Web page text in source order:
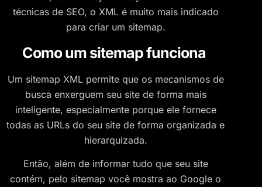
técnicas de SEO, o XML é muito mais indicado
para criar um sitemap.
Como um sitemap funciona
Um sitemap XML permite que os mecanismos de
busca enxerguem seu site de forma mais
inteligente, especialmente porque ele fornece
todas as URLs do seu site de forma organizada e
hierarquizada.
Então, além de informar tudo que seu site
contém, pelo sitemap você mostra ao Google o